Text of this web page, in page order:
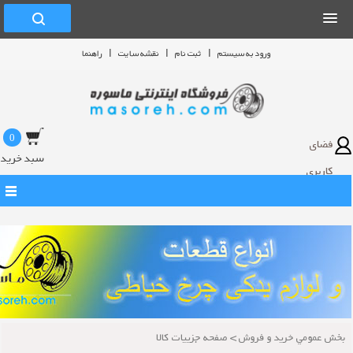
ورود به سيستم | ثبت نام | نقشه سايت | راهنما
0
سبد خرید
فضای
کاربری
بخش عمومي خريد و فروش> صفحه جزييات كالا